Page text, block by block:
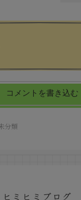
コメントを書き込む
分類
ヒミヒミブログ